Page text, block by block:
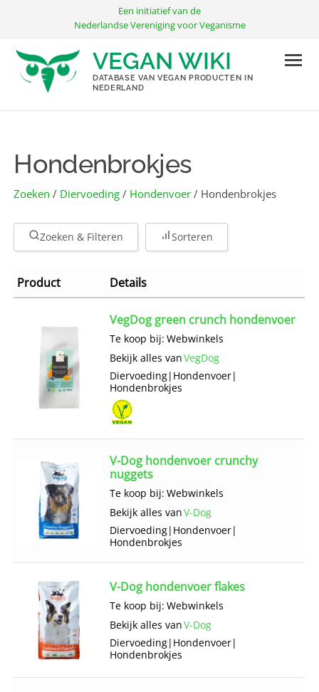
inhoud
Een initiatief van de
Nederlandse Vereniging voor Veganisme
VEGAN WIKI
DATABASE VAN VEGAN PRODUCTEN IN
NEDERLAND
Hondenbrokjes
Zoeken / Diervoeding / Hondenvoer / Hondenbrokjes
Zoeken & Filteren Sorteren
Product Details
VegDog green crunch hondenvoer
Te koop bij: Webwinkels
Bekijk alles vanVegDog
Diervoeding| Hondenvoer|
Hondenbrokjes
V-Dog hondenvoer crunchy
nuggets
Te koop bij: Webwinkels
Bekijk alles vanV-Dog
Diervoeding| Hondenvoer|
Hondenbrokjes
V-Dog hondenvoer flakes
Te koop bij: Webwinkels
Bekijk alles vanV-Dog
Diervoeding| Hondenvoer|
Hondenbrokjes